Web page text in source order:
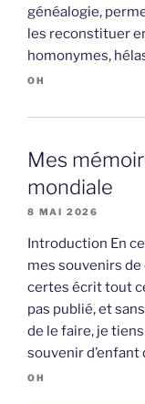
généalogie,
les reconstituer
homonymes,
OH
Mes
mondiale
8 MAI 2026
Introduction En
mes souvenirs de
certes écrit tout
pas publié, et
de le faire, je
souvenir d’enfant
OH